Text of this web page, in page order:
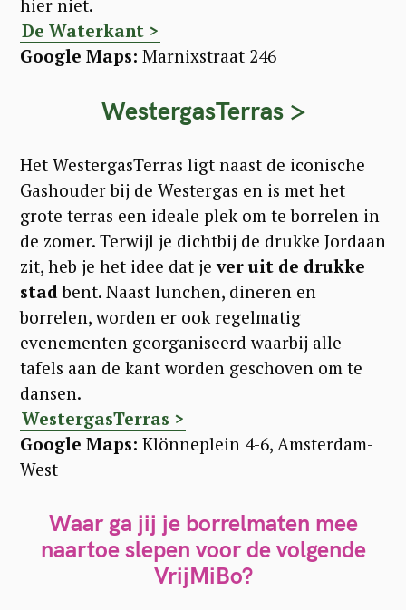
hier niet.
De Waterkant >
Google Maps: Marnixstraat 246
WestergasTerras >
Het WestergasTerras ligt naast de iconische
Gashouder bij de Westergas en is met het
grote terras een ideale plek om te borrelen in
de zomer. Terwijl je dichtbij de drukke Jordaan
zit, heb je het idee dat je ver uit de drukke
stad bent. Naast lunchen, dineren en
borrelen, worden er ook regelmatig
evenementen georganiseerd waarbij alle
tafels aan de kant worden geschoven om te
dansen.
WestergasTerras >
Google Maps: Klönneplein 4-6, Amsterdam-
West
Waar ga jij je borrelmaten mee
naartoe slepen voor de volgende
VrijMiBo?